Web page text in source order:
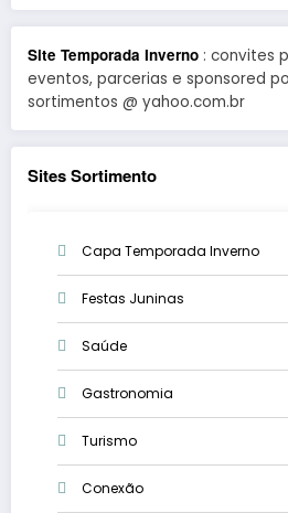
Site Temporada Inverno : convites
eventos, parcerias e sponsored
sortimentos @ yahoo.com.br
Sites Sortimento
Capa Temporada Inverno
Festas Juninas
Saúde
Gastronomia
Turismo
Conexão